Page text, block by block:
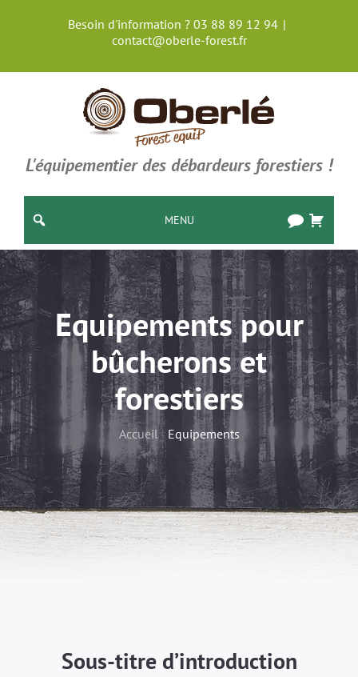
Besoin d'information ? 03 88 89 12 94 |
contact@oberle-forest.fr
L'équipementier des débardeurs forestiers !
MENU
Equipements pour
bûcherons et
forestiers
Accueil| Equipements
Sous-titre d’introduction